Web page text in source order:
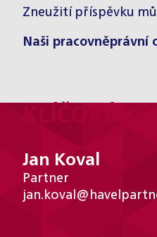
Zneužití příspěvku
Naši
Jan Koval
Partner